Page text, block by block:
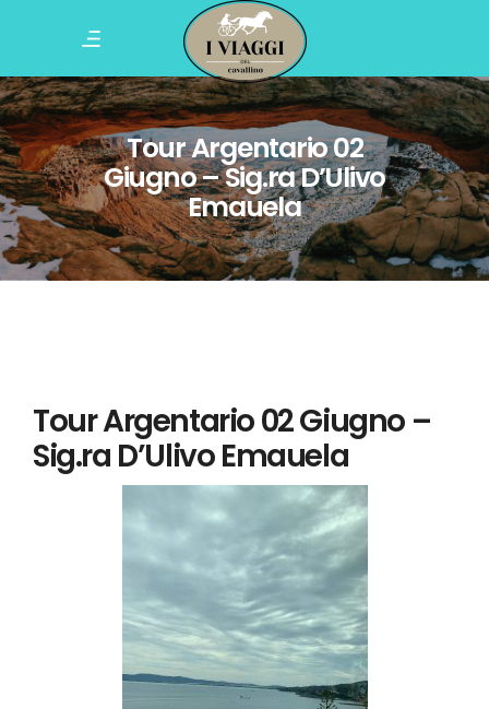
Tour Argentario 02
Giugno – Sig.ra D’Ulivo
Emauela
Tour Argentario 02 Giugno –
Sig.ra D’Ulivo Emauela